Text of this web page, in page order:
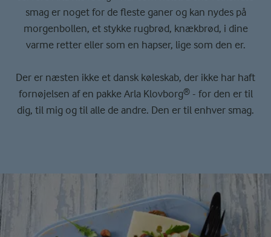
smag er noget for de fleste ganer og kan nydes på
morgenbollen, et stykke rugbrød, knækbrød, i dine
varme retter eller som en hapser, lige som den er.
Der er næsten ikke et dansk køleskab, der ikke har haft
fornøjelsen af en pakke Arla Klovborg® - for den er til
dig, til mig og til alle de andre. Den er til enhver smag.